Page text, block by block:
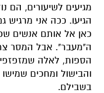
מגיעים לשיעורים, הם
הגיעו. ככה אני
כאן אל אותם אנשים
ה"מעבר". אבל המסר
הספות, לאלה
והבישול ומחכים
בשבילם.